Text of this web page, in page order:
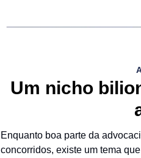
Um nicho
Enquanto boa parte da
concorridos, existe um tema